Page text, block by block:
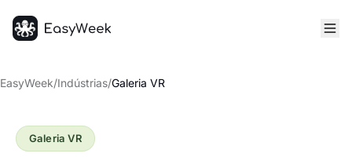
EasyWeek/Indústrias/Galeria VR
Galeria VR